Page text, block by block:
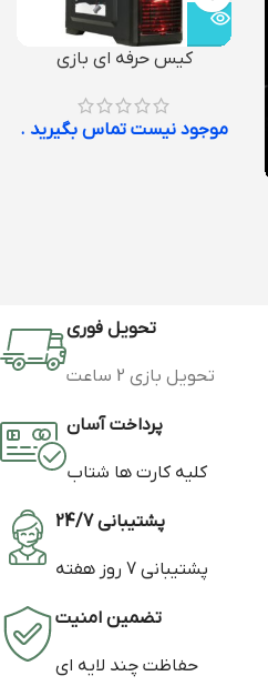
کیس حرفه ای بازی
موجود نیست تماس بگیرید .
تحویل فوری
تحویل بازی 2 ساعت
پرداخت آسان
کلیه کارت ها شتاب
پشتیبانی 24/7
پشتیبانی 7 روز هفته
تضمین امنیت
حفاظت چند لایه ای